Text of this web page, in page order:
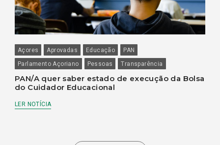
Açores Aprovadas Educação
PAN
Parlamento Açoriano
Pessoas Transparência
PAN/A quer saber estado de execução da Bolsa
do Cuidador Educacional
LER NOTÍCIA